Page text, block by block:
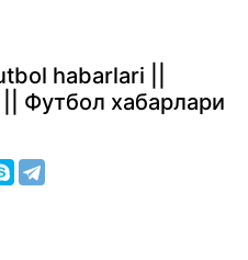
habarlari ||
Футбол хабарлари